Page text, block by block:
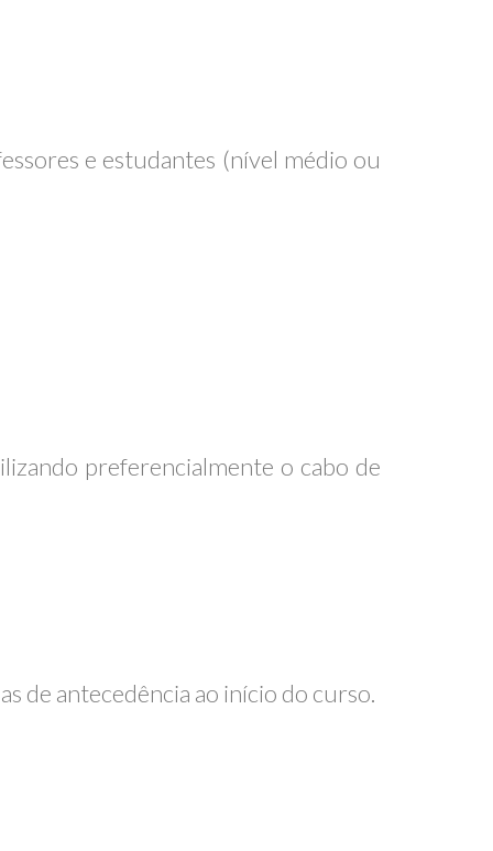
e estudantes (nível médio ou
preferencialmente o cabo de
de antecedência ao início do curso.